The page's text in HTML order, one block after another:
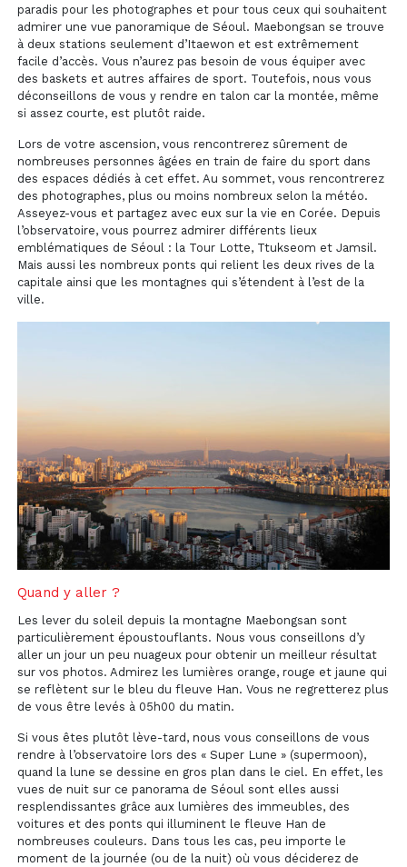
paradis pour les photographes et pour tous ceux qui souhaitent
admirer une vue panoramique de Séoul. Maebongsan se trouve
à deux stations seulement d’Itaewon et est extrêmement
facile d’accès. Vous n’aurez pas besoin de vous équiper avec
des baskets et autres affaires de sport. Toutefois, nous vous
déconseillons de vous y rendre en talon car la montée, même
si assez courte, est plutôt raide.
Lors de votre ascension, vous rencontrerez sûrement de
nombreuses personnes âgées en train de faire du sport dans
des espaces dédiés à cet effet. Au sommet, vous rencontrerez
des photographes, plus ou moins nombreux selon la météo.
Asseyez-vous et partagez avec eux sur la vie en Corée. Depuis
l’observatoire, vous pourrez admirer différents lieux
emblématiques de Séoul : la Tour Lotte, Ttukseom et Jamsil.
Mais aussi les nombreux ponts qui relient les deux rives de la
capitale ainsi que les montagnes qui s’étendent à l’est de la
ville.
Quand y aller ?
Les lever du soleil depuis la montagne Maebongsan sont
particulièrement époustouflants. Nous vous conseillons d’y
aller un jour un peu nuageux pour obtenir un meilleur résultat
sur vos photos. Admirez les lumières orange, rouge et jaune qui
se reflètent sur le bleu du fleuve Han. Vous ne regretterez plus
de vous être levés à 05h00 du matin.
Si vous êtes plutôt lève-tard, nous vous conseillons de vous
rendre à l’observatoire lors des « Super Lune » (supermoon),
quand la lune se dessine en gros plan dans le ciel. En effet, les
vues de nuit sur ce panorama de Séoul sont elles aussi
resplendissantes grâce aux lumières des immeubles, des
voitures et des ponts qui illuminent le fleuve Han de
nombreuses couleurs. Dans tous les cas, peu importe le
moment de la journée (ou de la nuit) où vous déciderez de